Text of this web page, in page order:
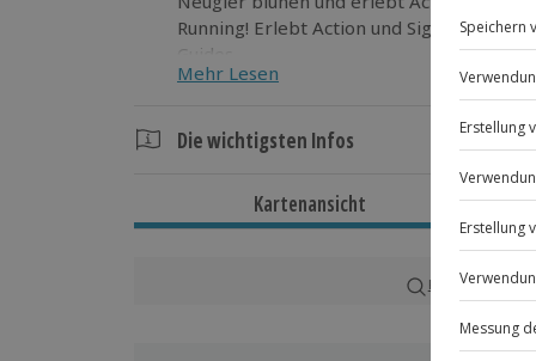
Running! Erlebt Action und Sightseeing
Guides.
Mehr Lesen
Die wichtigsten Infos
Ca. 1,5 Stunden
Kartenansicht
Karte in